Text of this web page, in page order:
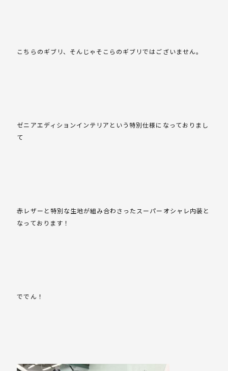
こちらのギブリ、そんじゃそこらのギブリではございません。
ゼニアエディションインテリアという特別仕様になっておりまし
て
赤レザーと特別な生地が組み合わさったスーパーオシャレ内装と
なっております！
ででん！